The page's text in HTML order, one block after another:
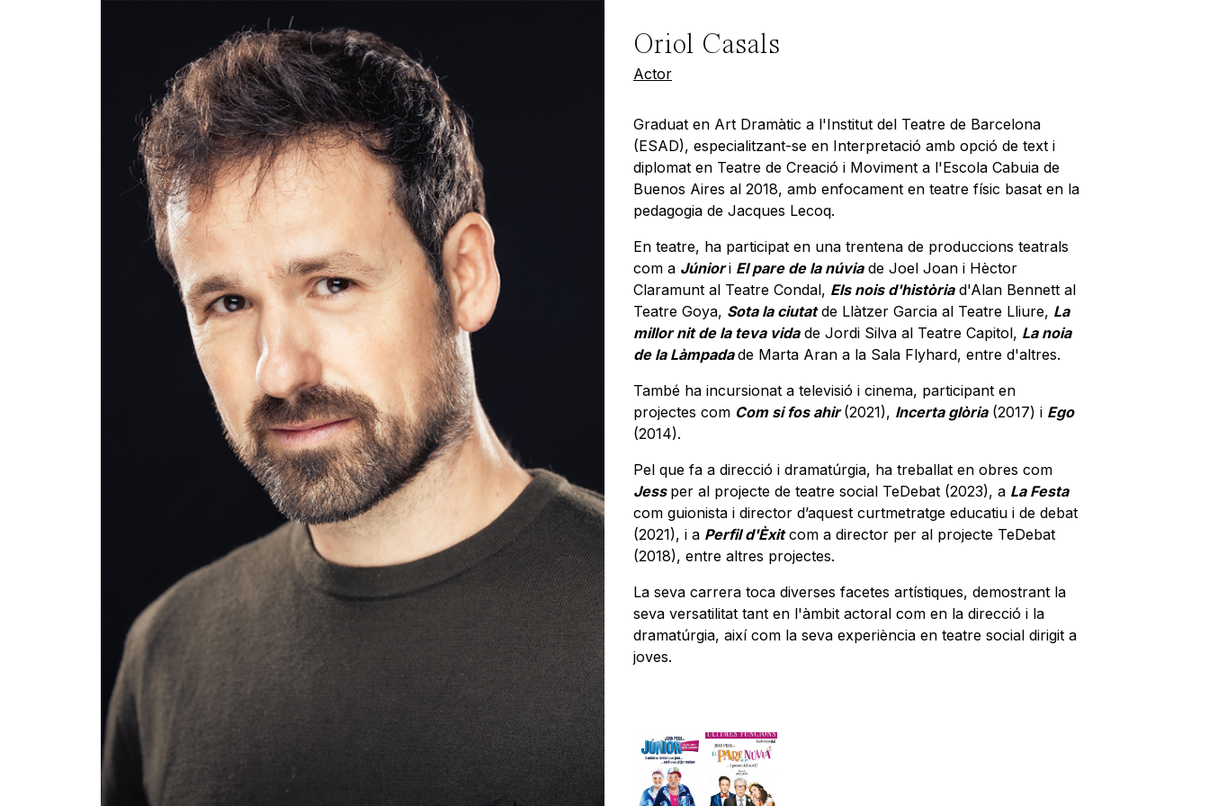
Oriol Casals
Actor
Graduat en Art Dramàtic a l'Institut del Teatre de Barcelona
(ESAD), especialitzant-se en Interpretació amb opció de text i
diplomat en Teatre de Creació i Moviment a l'Escola Cabuia de
Buenos Aires al 2018, amb enfocament en teatre físic basat en la
pedagogia de Jacques Lecoq.
En teatre, ha participat en una trentena de produccions teatrals
com a Júniori El pare de la núviade Joel Joan i Hèctor
Claramunt al Teatre Condal, Els nois d'històriad'Alan Bennett al
Teatre Goya, Sota la ciutatde Llàtzer Garcia al Teatre Lliure, La
millor nit de la teva vidade Jordi Silva al Teatre Capitol, La noia
de la Làmpadade Marta Aran a la Sala Flyhard, entre d'altres.
També ha incursionat a televisió i cinema, participant en
projectes com Com si fos ahir(2021), Incerta glòria(2017) i Ego
(2014).
Pel que fa a direcció i dramatúrgia, ha treballat en obres com
Jess per al projecte de teatre social TeDebat (2023), a La Festa
com guionista i director d’aquest curtmetratge educatiu i de debat
(2021), i a Perfil d'Èxitcom a director per al projecte TeDebat
(2018), entre altres projectes.
La seva carrera toca diverses facetes artístiques, demostrant la
seva versatilitat tant en l'àmbit actoral com en la direcció i la
dramatúrgia, així com la seva experiència en teatre social dirigit a
joves.